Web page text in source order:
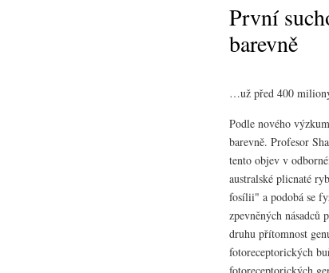
První
barevně
…už před 400
Podle nového
barevně. Profesor
tento objev v
australské plicnaté
fosílii" a podobá se
zpevněných
druhu přítomnost
fotoreceptorických
fotoreceptorických